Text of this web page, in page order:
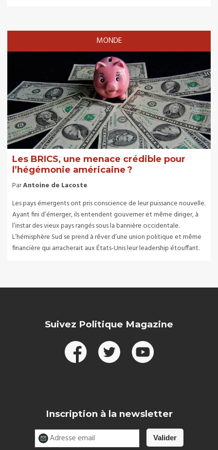
MONDE
Les BRICS, une menace crédible pour
l’hégémonie américaine ?
ParAntoine de Lacoste
Les pays émergents ont pris conscience de leur puissance nouvelle.
Ayant fini d’émerger, ils entendent gouverner et même diriger, à
l’instar des vieux pays rangés sous la bannière occidentale.
L’hémisphère Sud se prend à rêver d’une union politique et même
financière qui arracherait aux États-Unis leur leadership étouffant.
Suivez Politique Magazine
Inscription à la newsletter